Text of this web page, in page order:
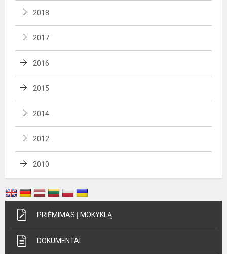
2018
2017
2016
2015
2014
2012
2010
PRIĖMIMAS Į MOKYKLĄ
DOKUMENTAI